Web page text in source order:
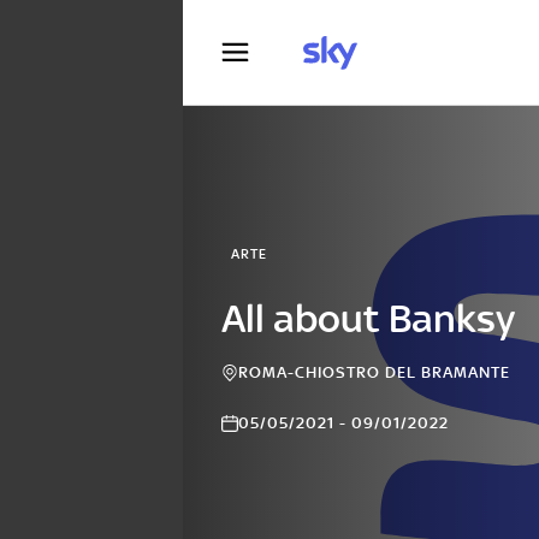
ARTE
All about Banksy
ROMA-CHIOSTRO DEL BRAMANTE
05/05/2021 - 09/01/2022